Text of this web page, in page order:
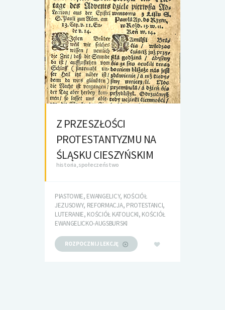
Z PRZESZŁOŚCI
PROTESTANTYZMU NA
ŚLĄSKU CIESZYŃSKIM
historia, społeczeństwo
PIASTOWIE, EWANGELICY, KOŚCIÓŁ
JEZUSOWY, REFORMACJA, PROTESTANCI,
LUTERANIE, KOŚCIÓŁ KATOLICKI, KOŚCIÓŁ
EWANGELICKO-AUGSBURSKI
ROZPOCZNIJ LEKCJĘ